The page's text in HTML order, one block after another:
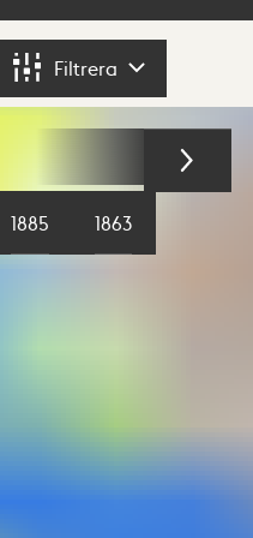
Filtrera
1885 1863